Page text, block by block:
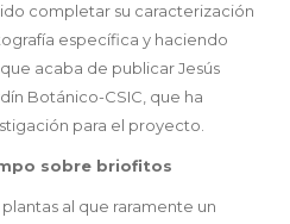
completar su caracterización
específica y haciendo
acaba de publicar Jesús
Botánico-CSIC, que ha
para el proyecto.
sobre briofitos
al que raramente un